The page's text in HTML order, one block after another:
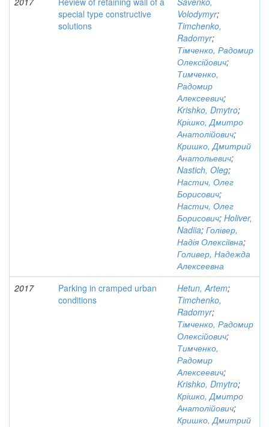
special type constructive
solutions
Volodymyr;
Timchenko,
Radomyr;
Тімченко, Радомир
Олексійович;
Тимченко,
Радомир
Алексеевич;
Krishko, Dmytro;
Крішко, Дмитро
Анатолійович;
Кришко, Дмитрий
Анатольевич;
Nastich, Oleg;
Настич, Олег
Борисович;
Настич, Олег
Борисович; Holiver,
Nadiia; Голівер,
Надія Олексіївна;
Голивер, Надежда
Алексеевна
2017
Parking in cramped urban
conditions
Hetun, Artem;
Timchenko,
Radomyr;
Тімченко, Радомир
Олексійович;
Тимченко,
Радомир
Алексеевич;
Krishko, Dmytro;
Крішко, Дмитро
Анатолійович;
Кришко, Дмитрий